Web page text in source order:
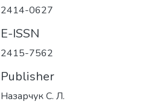
2414-0627
E-ISSN
2415-7562
Publisher
Назарчук С. Л.